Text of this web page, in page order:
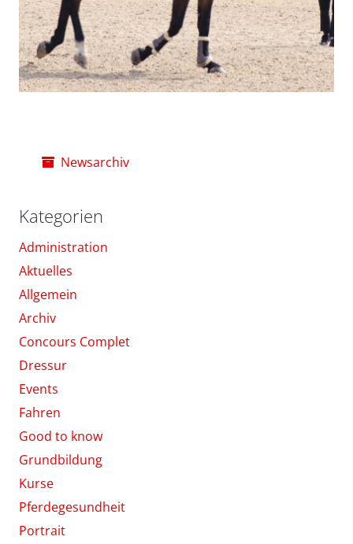
Newsarchiv
Kategorien
Administration
Aktuelles
Allgemein
Archiv
Concours Complet
Dressur
Events
Fahren
Good to know
Grundbildung
Kurse
Pferdegesundheit
Portrait